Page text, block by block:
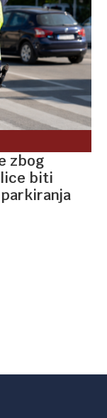
zbog
biti